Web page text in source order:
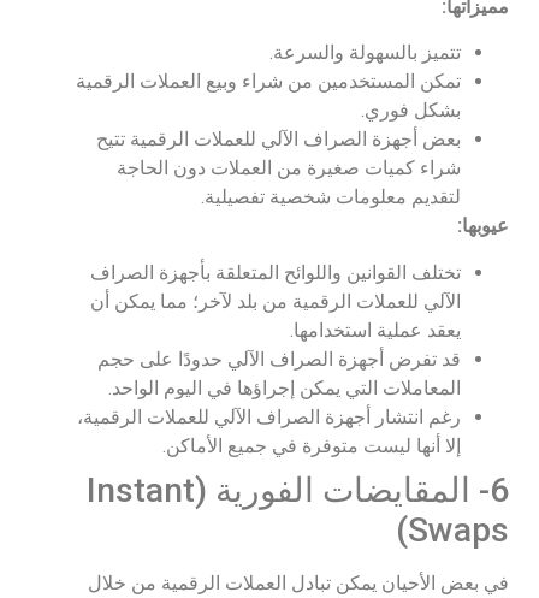
مميزاتها:
تتميز بالسهولة والسرعة.
تمكن المستخدمين من شراء وبيع العملات الرقمية
بشكل فوري.
بعض أجهزة الصراف الآلي للعملات الرقمية تتيح
شراء كميات صغيرة من العملات دون الحاجة
لتقديم معلومات شخصية تفصيلية.
عيوبها:
تختلف القوانين واللوائح المتعلقة بأجهزة الصراف
الآلي للعملات الرقمية من بلد لآخر؛ مما يمكن أن
يعقد عملية استخدامها.
قد تفرض أجهزة الصراف الآلي حدودًا على حجم
المعاملات التي يمكن إجراؤها في اليوم الواحد.
رغم انتشار أجهزة الصراف الآلي للعملات الرقمية،
إلا أنها ليست متوفرة في جميع الأماكن.
6- المقايضات الفورية (Instant
Swaps)
في بعض الأحيان يمكن تبادل العملات الرقمية من خلال